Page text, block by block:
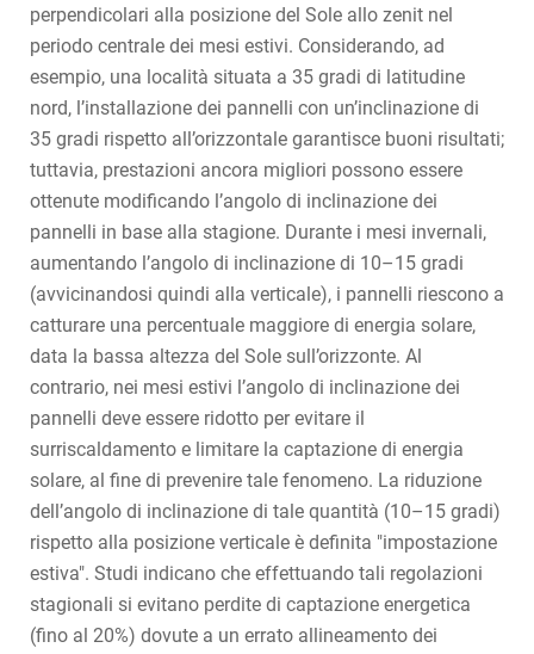
perpendicolari alla posizione del Sole allo zenit nel
periodo centrale dei mesi estivi. Considerando, ad
esempio, una località situata a 35 gradi di latitudine
nord, l’installazione dei pannelli con un’inclinazione di
35 gradi rispetto all’orizzontale garantisce buoni risultati;
tuttavia, prestazioni ancora migliori possono essere
ottenute modificando l’angolo di inclinazione dei
pannelli in base alla stagione. Durante i mesi invernali,
aumentando l’angolo di inclinazione di 10–15 gradi
(avvicinandosi quindi alla verticale), i pannelli riescono a
catturare una percentuale maggiore di energia solare,
data la bassa altezza del Sole sull’orizzonte. Al
contrario, nei mesi estivi l’angolo di inclinazione dei
pannelli deve essere ridotto per evitare il
surriscaldamento e limitare la captazione di energia
solare, al fine di prevenire tale fenomeno. La riduzione
dell’angolo di inclinazione di tale quantità (10–15 gradi)
rispetto alla posizione verticale è definita "impostazione
estiva". Studi indicano che effettuando tali regolazioni
stagionali si evitano perdite di captazione energetica
(fino al 20%) dovute a un errato allineamento dei